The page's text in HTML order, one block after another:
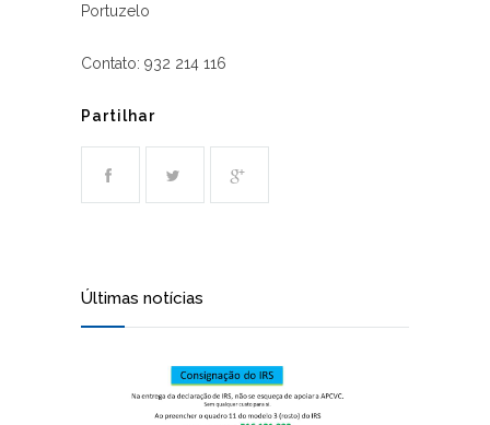
Portuzelo
Contato: 932 214 116
Partilhar
Últimas notícias